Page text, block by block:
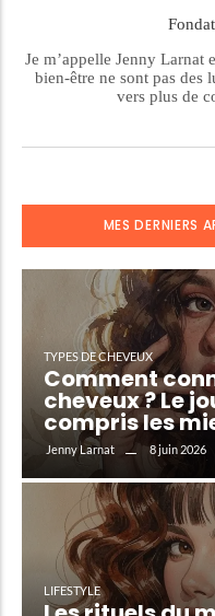
Je m’appelle Jenny Larnat
bien-être ne sont pas des
vers plus de
MES DERNIERS
TYPES DE CHEVEUX
Comment
cheveux ? Le
compris les
Jenny Larnat 8 juin 2026
LIFESTYLE